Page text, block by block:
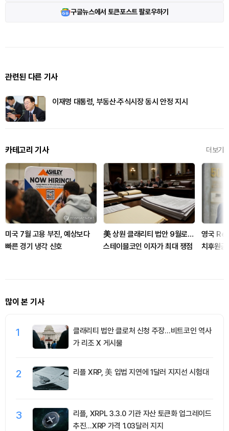
구글뉴스에서 토큰포스트 팔로우하기
관련된 다른 기사
이재명 대통령, 부동산·주식시장 동시 안정 지시
카테고리 기사 더보기
미국 7월 고용 부진, 예상보다
빠른 경기 냉각 신호
美 상원 클래리티 법안 9월로…
스테이블코인 이자가 최대 쟁점
영국
치후원
많이 본 기사
1
클래리티 법안 클로처 신청 주장…비트코인 역사
가 리조 X 게시물
2 리플 XRP, 美 입법 지연에 1달러 지지선 시험대
3
리플, XRPL 3.3.0 기관 자산 토큰화 업그레이드
추진…XRP 가격 1.03달러 지지